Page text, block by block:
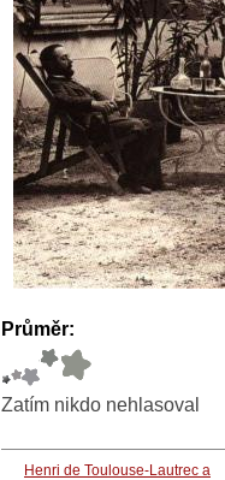
Průměr:
Zatím nikdo nehlasoval
Henri de Toulouse-Lautrec a